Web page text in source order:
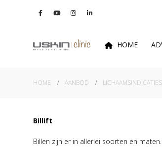
HOME
HOME AANBOD LICHAAMSINDICATIES
Billift
Billen zijn er in allerlei soorten en